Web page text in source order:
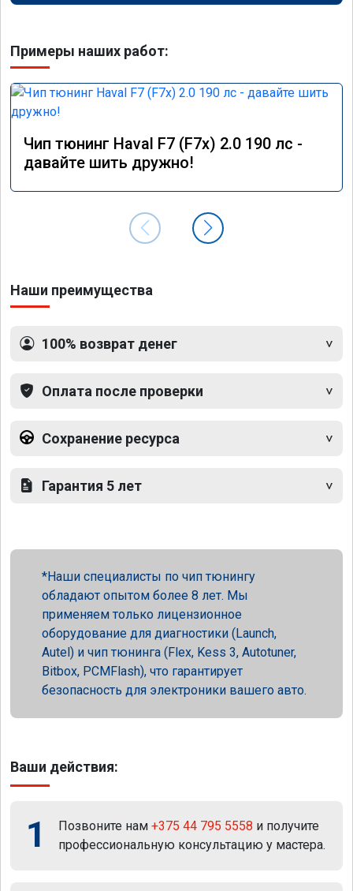
Примеры наших работ:
Чип тюнинг Haval F7 (F7x) 2.0 190 лс -
давайте шить дружно!
Наши преимущества
100% возврат денег
Оплата после проверки
Сохранение ресурса
Гарантия 5 лет
Наши специалисты по чип тюнингу
обладают опытом более 8 лет. Мы
применяем только лицензионное
оборудование для диагностики (Launch,
Autel) и чип тюнинга (Flex, Kess 3, Autotuner,
Bitbox, PCMFlash), что гарантирует
безопасность для электроники вашего авто.
Ваши действия:
1 Позвоните нам +375 44 795 5558 и получите
профессиональную консультацию у мастера.